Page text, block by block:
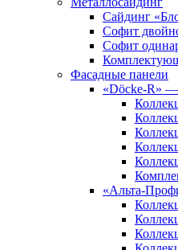
Сайдинг
Софит
Софит
Фасадные панели
«Döcke-R» —
«Альта-